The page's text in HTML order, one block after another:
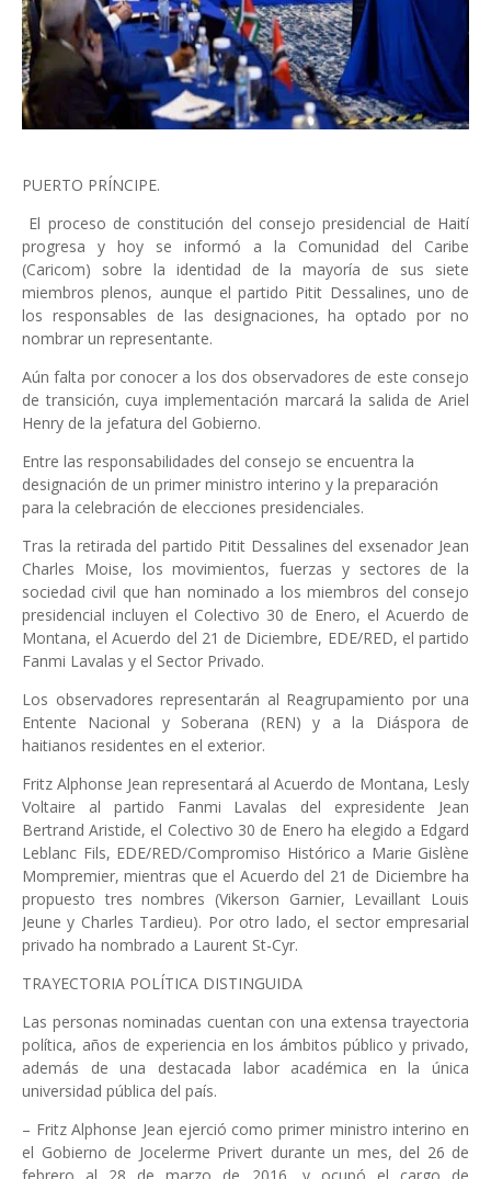
PUERTO PRÍNCIPE.
El proceso de constitución del consejo presidencial de Haití
progresa y hoy se informó a la Comunidad del Caribe
(Caricom) sobre la identidad de la mayoría de sus siete
miembros plenos, aunque el partido Pitit Dessalines, uno de
los responsables de las designaciones, ha optado por no
nombrar un representante.
Aún falta por conocer a los dos observadores de este consejo
de transición, cuya implementación marcará la salida de Ariel
Henry de la jefatura del Gobierno.
Entre las responsabilidades del consejo se encuentra la
designación de un primer ministro interino y la preparación
para la celebración de elecciones presidenciales.
Tras la retirada del partido Pitit Dessalines del exsenador Jean
Charles Moise, los movimientos, fuerzas y sectores de la
sociedad civil que han nominado a los miembros del consejo
presidencial incluyen el Colectivo 30 de Enero, el Acuerdo de
Montana, el Acuerdo del 21 de Diciembre, EDE/RED, el partido
Fanmi Lavalas y el Sector Privado.
Los observadores representarán al Reagrupamiento por una
Entente Nacional y Soberana (REN) y a la Diáspora de
haitianos residentes en el exterior.
Fritz Alphonse Jean representará al Acuerdo de Montana, Lesly
Voltaire al partido Fanmi Lavalas del expresidente Jean
Bertrand Aristide, el Colectivo 30 de Enero ha elegido a Edgard
Leblanc Fils, EDE/RED/Compromiso Histórico a Marie Gislène
Mompremier, mientras que el Acuerdo del 21 de Diciembre ha
propuesto tres nombres (Vikerson Garnier, Levaillant Louis
Jeune y Charles Tardieu). Por otro lado, el sector empresarial
privado ha nombrado a Laurent St-Cyr.
TRAYECTORIA POLÍTICA DISTINGUIDA
Las personas nominadas cuentan con una extensa trayectoria
política, años de experiencia en los ámbitos público y privado,
además de una destacada labor académica en la única
universidad pública del país.
– Fritz Alphonse Jean ejerció como primer ministro interino en
el Gobierno de Jocelerme Privert durante un mes, del 26 de